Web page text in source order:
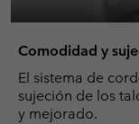
Comodidad y
El sistema de
sujeción de los
y mejorado.